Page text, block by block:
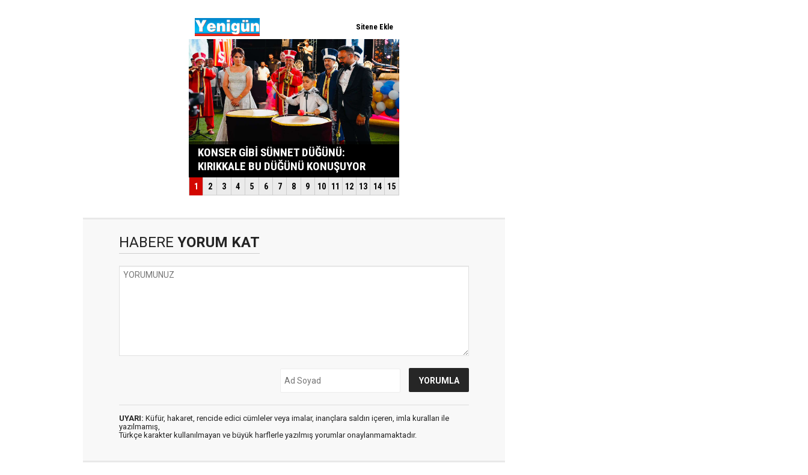
HABERE YORUM KAT
UYARI: Küfür, hakaret, rencide edici cümleler veya imalar, inançlara saldırı içeren, imla kuralları ile
yazılmamış,
Türkçe karakter kullanılmayan ve büyük harflerle yazılmış yorumlar onaylanmamaktadır.